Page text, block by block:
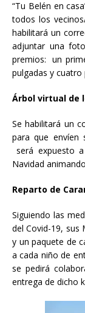
“Tu Belén en
todos los
habilitará un
adjuntar una
premios: un
pulgadas y cuatro
Árbol virtual de
Se habilitará un
para que envíen
será expuesto
Navidad
Reparto de
Siguiendo las
del Covid-19, sus
y un paquete de
a cada niño de
se pedirá
entrega de dicho